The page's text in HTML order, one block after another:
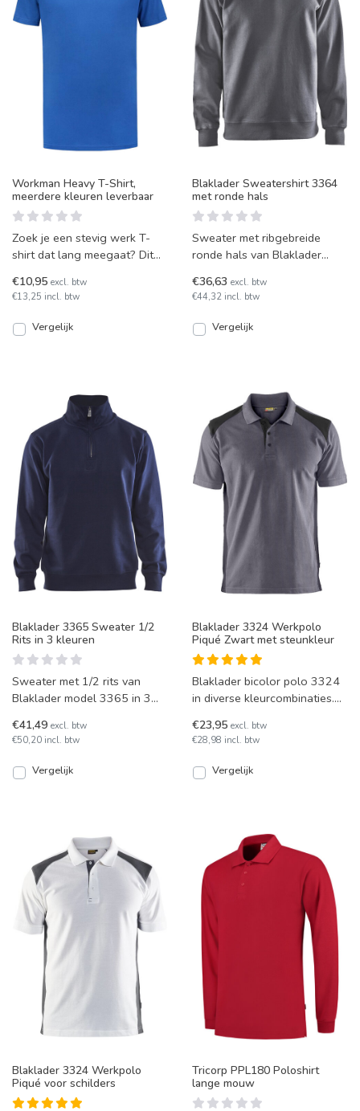
Workman Heavy T-Shirt,
meerdere kleuren leverbaar
Zoek je een stevig werk T-
shirt dat lang meegaat? Dit
kwaliteit katoen
€10,95 excl. btw
€13,25 incl. btw
Vergelijk
Blaklader Sweatershirt 3364
met ronde hals
Sweater met ribgebreide
ronde hals van Blaklader
€36,63 excl. btw
€44,32 incl. btw
Vergelijk
Blaklader 3365 Sweater 1/2
Rits in 3 kleuren
Sweater met 1/2 rits van
Blaklader model 3365 in 3
€41,49 excl. btw
€50,20 incl. btw
Vergelijk
Blaklader 3324 Werkpolo
Piqué Zwart met steunkleur
Blaklader bicolor polo 3324
in diverse kleurcombinaties.
de zijkanten.
€23,95 excl. btw
€28,98 incl. btw
Vergelijk
Blaklader 3324 Werkpolo
Piqué voor schilders
Tricorp PPL180 Poloshirt
lange mouw